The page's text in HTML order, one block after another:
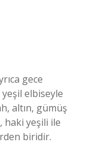
gece
elbiseyle
altın, gümüş
haki yeşili ile
biridir.